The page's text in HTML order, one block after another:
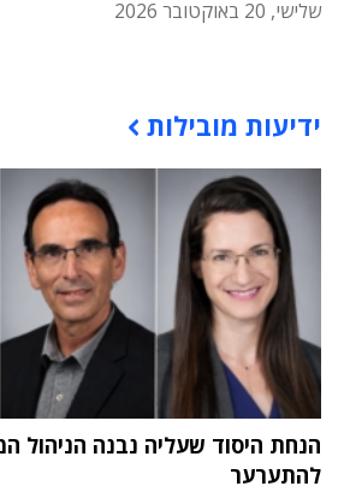
שלישי, 20 באוקטובר 2026
ידיעות מובילות
הנחת היסוד שעליה נבנה הניהול
להתערער